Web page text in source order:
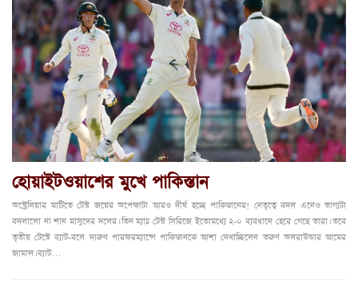
হোয়াইটওয়াশের মুখে পাকিস্তান
অস্ট্রেলিয়ার মাটিতে টেস্ট জয়ের অপেক্ষাটা আরও দীর্ঘ হচ্ছে পাকিস্তানের! নেতৃত্বে বদল এনেও ভাগ্যটা
বদলালো না শান মাসুদের দলের। তিন ম্যাচ টেস্ট সিরিজে ইতোমধ্যে ২-০ ব্যবধানে হেরে গেছে তারা। তবে
তৃতীয় টেস্টে ব্যাট-বলে দারুণ পারফরম্যান্সে পাকিস্তানকে আশা দেখাচ্ছিলেন তরুণ অলরাউন্ডার আমের
জামাল। ব্যাট…